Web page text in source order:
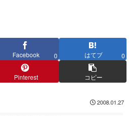
Facebook 0 はてブ 0
Pinterest コピー
2008.01.27